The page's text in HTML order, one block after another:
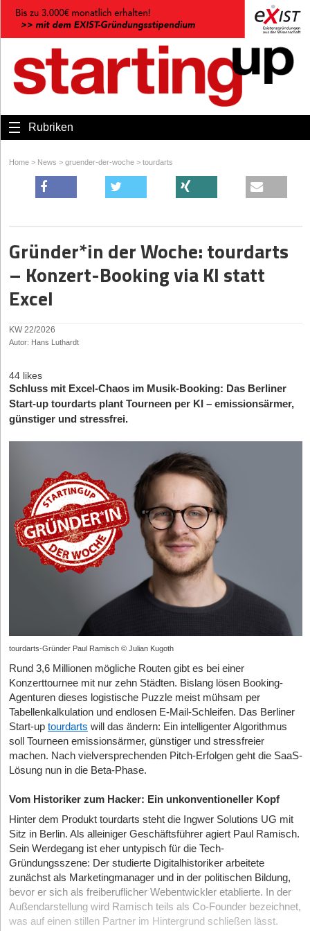
Rubriken
Home > News > gruender-der-woche > tourdarts
Gründer*in der Woche: tourdarts
– Konzert-Booking via KI statt
Excel
KW 22/2026
Autor: Hans Luthardt
44 likes
Schluss mit Excel-Chaos im Musik-Booking: Das Berliner
Start-up tourdarts plant Tourneen per KI – emissionsärmer,
günstiger und stressfrei.
tourdarts-Gründer Paul Ramisch © Julian Kugoth
Rund 3,6 Millionen mögliche Routen gibt es bei einer
Konzerttournee mit nur zehn Städten. Bislang lösen Booking-
Agenturen dieses logistische Puzzle meist mühsam per
Tabellenkalkulation und endlosen E-Mail-Schleifen. Das Berliner
Start-up tourdarts will das ändern: Ein intelligenter Algorithmus
soll Tourneen emissionsärmer, günstiger und stressfreier
machen. Nach vielversprechenden Pitch-Erfolgen geht die SaaS-
Lösung nun in die Beta-Phase.
Vom Historiker zum Hacker: Ein unkonventioneller Kopf
Hinter dem Produkt tourdarts steht die Ingwer Solutions UG mit
Sitz in Berlin. Als alleiniger Geschäftsführer agiert Paul Ramisch.
Sein Werdegang ist eher untypisch für die Tech-
Gründungsszene: Der studierte Digitalhistoriker arbeitete
zunächst als Marketingmanager und in der politischen Bildung,
bevor er sich als freiberuflicher Webentwickler etablierte. In der
Außendarstellung wird Ramisch teils als Co-Founder bezeichnet,
was auf einen stillen Partner im Hintergrund schließen lässt.